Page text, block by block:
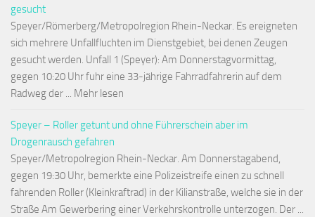
gesucht
Speyer/Römerberg/Metropolregion Rhein-Neckar. Es ereigneten
sich mehrere Unfallfluchten im Dienstgebiet, bei denen Zeugen
gesucht werden. Unfall 1 (Speyer): Am Donnerstagvormittag,
gegen 10:20 Uhr fuhr eine 33-jährige Fahrradfahrerin auf dem
Radweg der ... Mehr lesen
Speyer – Roller getunt und ohne Führerschein aber im
Drogenrausch gefahren
Speyer/Metropolregion Rhein-Neckar. Am Donnerstagabend,
gegen 19:30 Uhr, bemerkte eine Polizeistreife einen zu schnell
fahrenden Roller (Kleinkraftrad) in der Kilianstraße, welche sie in der
Straße Am Gewerbering einer Verkehrskontrolle unterzogen. Der ...